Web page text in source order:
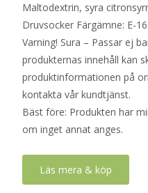
Maltodextrin, syra
Druvsocker Färgämne: E-
Varning! Sura – Passar ej
produkternas innehåll kan
produktinformationen på
kontakta vår kundtjänst.
Bäst före: Produkten har
om inget annat anges.
Läs mera & köp